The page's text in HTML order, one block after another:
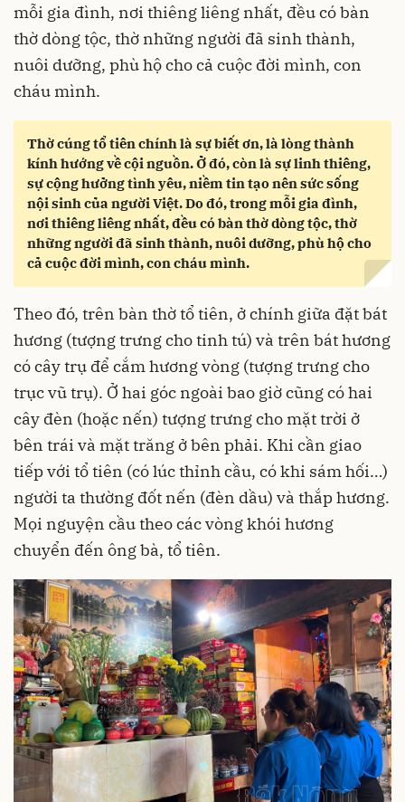
mỗi gia đình, nơi thiêng liêng nhất, đều có bàn
thờ dòng tộc, thờ những người đã sinh thành,
nuôi dưỡng, phù hộ cho cả cuộc đời mình, con
cháu mình.
Thờ cúng tổ tiên chính là sự biết ơn, là lòng thành
kính hướng về cội nguồn. Ở đó, còn là sự linh thiêng,
sự cộng hưởng tình yêu, niềm tin tạo nên sức sống
nội sinh của người Việt. Do đó, trong mỗi gia đình,
nơi thiêng liêng nhất, đều có bàn thờ dòng tộc, thờ
những người đã sinh thành, nuôi dưỡng, phù hộ cho
cả cuộc đời mình, con cháu mình.
Theo đó, trên bàn thờ tổ tiên, ở chính giữa đặt bát
hương (tượng trưng cho tinh tú) và trên bát hương
có cây trụ để cắm hương vòng (tượng trưng cho
trục vũ trụ). Ở hai góc ngoài bao giờ cũng có hai
cây đèn (hoặc nến) tượng trưng cho mặt trời ở
bên trái và mặt trăng ở bên phải. Khi cần giao
tiếp với tổ tiên (có lúc thỉnh cầu, có khi sám hối…)
người ta thường đốt nến (đèn dầu) và thắp hương.
Mọi nguyện cầu theo các vòng khói hương
chuyển đến ông bà, tổ tiên.